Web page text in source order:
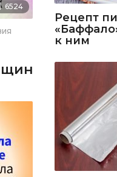
6524
Рецепт
к ним